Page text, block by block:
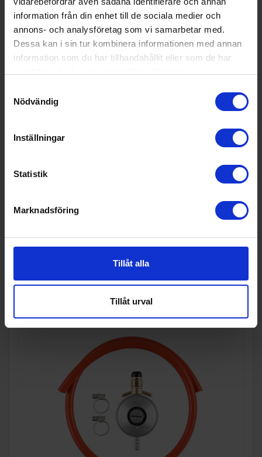
information från din enhet till de sociala medier och
annons- och analysföretag som vi samarbetar med.
Dessa kan i sin tur kombinera informationen med annan
information som du har tillhandahållit eller som de har
Nödvändig
Inställningar
Statistik
Marknadsföring
Tillåt alla
Tillåt urval
Mustang Regulatorset 10mm, 30 mbar
269:-
I lager
KÖP